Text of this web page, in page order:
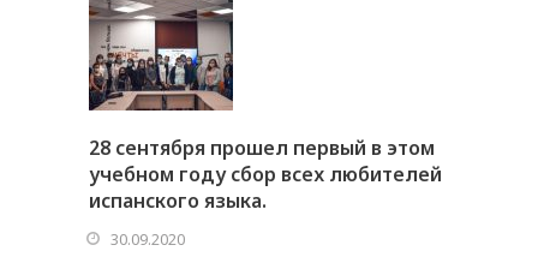
28 сентября прошел первый в этом
учебном году сбор всех любителей
испанского языка.
30.09.2020